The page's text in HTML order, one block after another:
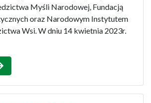
Myśli Narodowej, Fundacją
oraz Narodowym Instytutem
Wsi. W dniu 14 kwietnia 2023r.